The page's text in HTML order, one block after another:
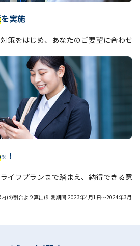
を実施
策をはじめ、あなたのご要望に合わせ
※ ！
イフプランまで踏まえ、納得できる意
)の割合より算出(計測期間:2023年4月1日～2024年3月